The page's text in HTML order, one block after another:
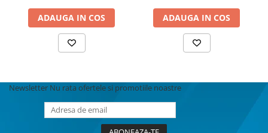
ADAUGA IN COS ADAUGA IN COS
Newsletter Nu rata ofertele si promotiile noastre